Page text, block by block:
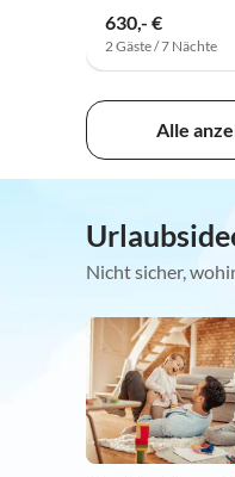
630,- €
2 Gäste / 7 Nächte
Alle
Nicht sicher,